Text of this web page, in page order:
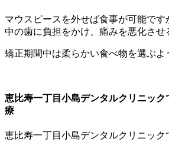
マウスピースを外せば食事が可能で
中の歯に負担をかけ、痛みを悪化させ
矯正期間中は柔らかい食べ物を選ぶよ
恵比寿一丁目小島デンタルクリニッ
療
恵比寿一丁目小島デンタルクリニック